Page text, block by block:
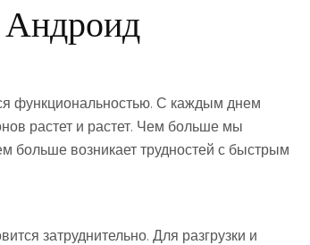
Андроид
функциональностью. С каждым днем
растет и растет. Чем больше мы
больше возникает трудностей с быстрым
затруднительно. Для разгрузки и